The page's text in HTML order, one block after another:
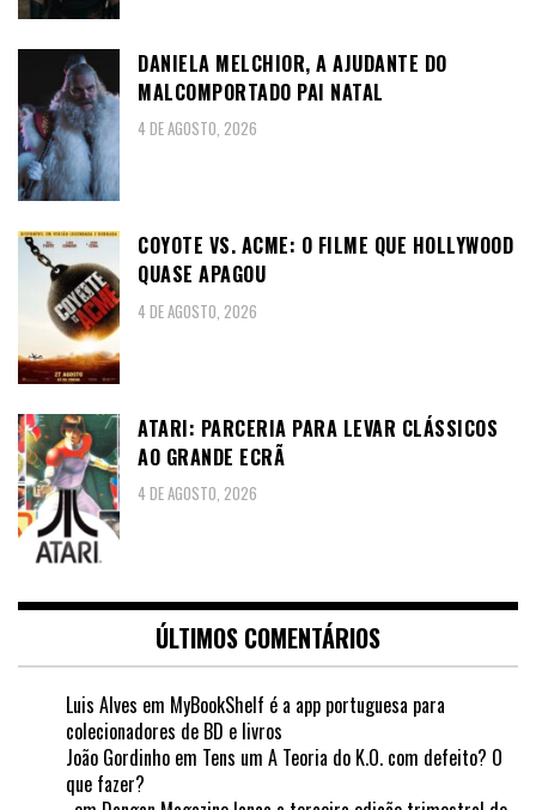
DANIELA MELCHIOR, A AJUDANTE DO
MALCOMPORTADO PAI NATAL
4 DE AGOSTO, 2026
COYOTE VS. ACME: O FILME QUE HOLLYWOOD
QUASE APAGOU
4 DE AGOSTO, 2026
ATARI: PARCERIA PARA LEVAR CLÁSSICOS
AO GRANDE ECRÃ
4 DE AGOSTO, 2026
ÚLTIMOS COMENTÁRIOS
Luis Alves em MyBookShelf é a app portuguesa para
colecionadores de BD e livros
João Gordinho em Tens um A Teoria do K.O. com defeito? O
que fazer?